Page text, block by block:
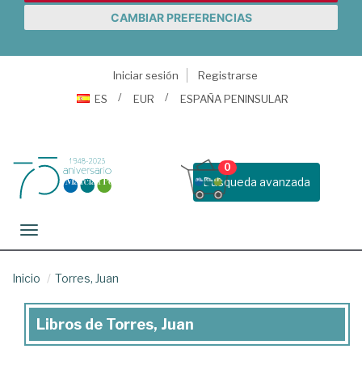
CAMBIAR PREFERENCIAS
Iniciar sesión
Registrarse
ES
EUR ESPAÑA PENINSULAR
Busqueda avanzada
0
Toggle navigation
Inicio Torres, Juan
Libros
Libros de Torres, Juan